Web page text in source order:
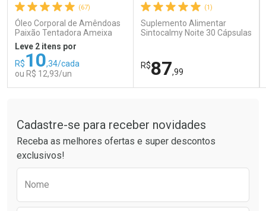
Comprar sem Desconto
Por R$ 26,99/cada
Comprar sem Desconto
Por R$ 26,99/cada
Comprar sem Desconto
Por R$ 14,39/cada
Comprar sem Desconto
Por R$ 14,39/cada
(67)
Óleo Corporal de Amêndoas
Paixão Tentadora Ameixa
Rubi 100ml
Leve 2 itens por
R$10,34/cada
ou R$ 12,93/un
Laboratório
Por Menos
(1)
Suplemento Alimentar
Sintocalmy Noite 30 Cápsulas
R$87,99
Laboratório
Por Menos
Cadastre-se para receber novidades
Receba as melhores ofertas e super descontos
exclusivos!
Nome